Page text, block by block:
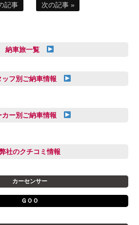
記事 次の記事 »
納車旅一覧
ッフ別ご納車情報
カー別ご納車情報
社のクチコミ情報
カーセンサー
ＧＯＯ